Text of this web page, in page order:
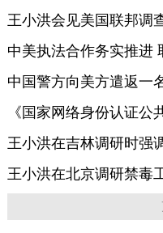
王小洪会见美国联邦调
中美执法合作务实推进
中国警方向美方遣返一
《国家网络身份认证
王小洪在吉林调研时强
王小洪在北京调研禁毒